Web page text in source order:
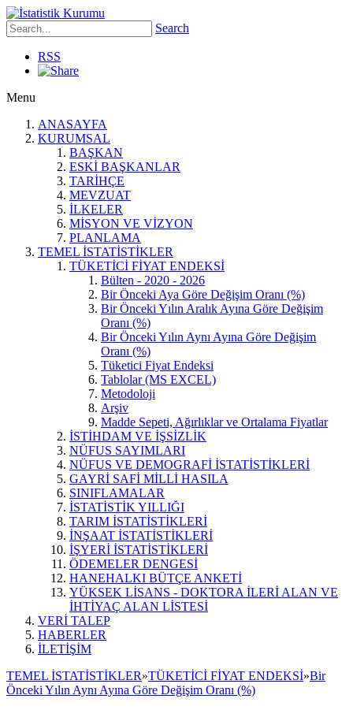
Search
RSS
Menu
ANASAYFA
KURUMSAL
BAŞKAN
ESKİ BAŞKANLAR
TARİHÇE
MEVZUAT
İLKELER
MİSYON VE VİZYON
PLANLAMA
TEMEL İSTATİSTİKLER
TÜKETİCİ FİYAT ENDEKSİ
Bülten - 2020 - 2026
Bir Önceki Aya Göre Değişim Oranı (%)
Bir Önceki Yılın Aralık Ayına Göre Değişim
Oranı (%)
Bir Önceki Yılın Aynı Ayına Göre Değişim
Oranı (%)
Tüketici Fiyat Endeksi
Tablolar (MS EXCEL)
Metodoloji
Arşiv
Madde Sepeti, Ağırlıklar ve Ortalama Fiyatlar
İSTİHDAM VE İŞSİZLİK
NÜFUS SAYIMLARI
NÜFUS VE DEMOGRAFİ İSTATİSTİKLERİ
GAYRİ SAFİ MİLLİ HASILA
SINIFLAMALAR
İSTATİSTİK YILLIĞI
TARIM İSTATİSTİKLERİ
İNŞAAT İSTATİSTİKLERİ
İŞYERİ İSTATİSTİKLERİ
ÖDEMELER DENGESİ
HANEHALKI BÜTÇE ANKETİ
YÜKSEK LİSANS - DOKTORA İLERİ ALAN VE
İHTİYAÇ ALAN LİSTESİ
VERİ TALEP
HABERLER
İLETİŞİM
TEMEL İSTATİSTİKLER»TÜKETİCİ FİYAT ENDEKSİ»Bir
Önceki Yılın Aynı Ayına Göre Değişim Oranı (%)